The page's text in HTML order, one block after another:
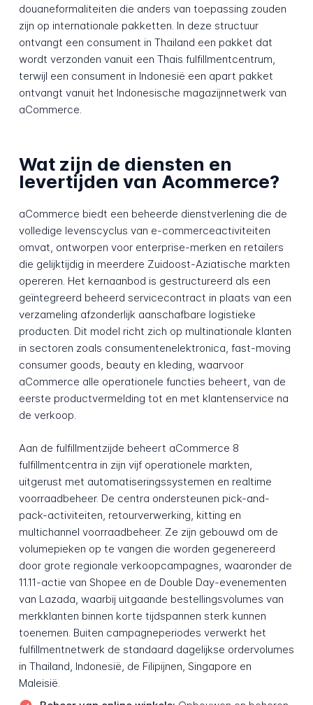
douaneformaliteiten die anders van toepassing zouden
zijn op internationale pakketten. In deze structuur
ontvangt een consument in Thailand een pakket dat
wordt verzonden vanuit een Thais fulfillmentcentrum,
terwijl een consument in Indonesië een apart pakket
ontvangt vanuit het Indonesische magazijnnetwerk van
aCommerce.
Wat zijn de diensten en
levertijden van Acommerce?
aCommerce biedt een beheerde dienstverlening die de
volledige levenscyclus van e-commerceactiviteiten
omvat, ontworpen voor enterprise-merken en retailers
die gelijktijdig in meerdere Zuidoost-Aziatische markten
opereren. Het kernaanbod is gestructureerd als een
geïntegreerd beheerd servicecontract in plaats van een
verzameling afzonderlijk aanschafbare logistieke
producten. Dit model richt zich op multinationale klanten
in sectoren zoals consumentenelektronica, fast-moving
consumer goods, beauty en kleding, waarvoor
aCommerce alle operationele functies beheert, van de
eerste productvermelding tot en met klantenservice na
de verkoop.
Aan de fulfillmentzijde beheert aCommerce 8
fulfillmentcentra in zijn vijf operationele markten,
uitgerust met automatiseringssystemen en realtime
voorraadbeheer. De centra ondersteunen pick-and-
pack-activiteiten, retourverwerking, kitting en
multichannel voorraadbeheer. Ze zijn gebouwd om de
volumepieken op te vangen die worden gegenereerd
door grote regionale verkoopcampagnes, waaronder de
11.11-actie van Shopee en de Double Day-evenementen
van Lazada, waarbij uitgaande bestellingsvolumes van
merkklanten binnen korte tijdspannen sterk kunnen
toenemen. Buiten campagneperiodes verwerkt het
fulfillmentnetwerk de standaard dagelijkse ordervolumes
in Thailand, Indonesië, de Filipijnen, Singapore en
Maleisië.